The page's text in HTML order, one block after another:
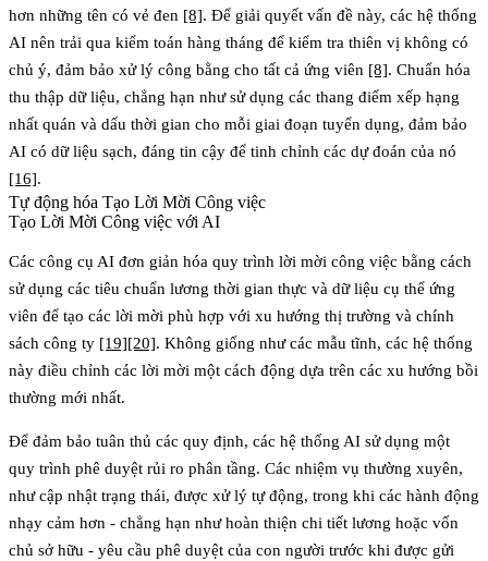
hơn những tên có vẻ đen [8]. Để giải quyết vấn đề này, các hệ thống
AI nên trải qua kiểm toán hàng tháng để kiểm tra thiên vị không có
chủ ý, đảm bảo xử lý công bằng cho tất cả ứng viên [8]. Chuẩn hóa
thu thập dữ liệu, chẳng hạn như sử dụng các thang điểm xếp hạng
nhất quán và dấu thời gian cho mỗi giai đoạn tuyển dụng, đảm bảo
AI có dữ liệu sạch, đáng tin cậy để tinh chỉnh các dự đoán của nó
[16].
Tự động hóa Tạo Lời Mời Công việc
Tạo Lời Mời Công việc với AI
Các công cụ AI đơn giản hóa quy trình lời mời công việc bằng cách
sử dụng các tiêu chuẩn lương thời gian thực và dữ liệu cụ thể ứng
viên để tạo các lời mời phù hợp với xu hướng thị trường và chính
sách công ty [19][20]. Không giống như các mẫu tĩnh, các hệ thống
này điều chỉnh các lời mời một cách động dựa trên các xu hướng bồi
thường mới nhất.
Để đảm bảo tuân thủ các quy định, các hệ thống AI sử dụng một
quy trình phê duyệt rủi ro phân tầng. Các nhiệm vụ thường xuyên,
như cập nhật trạng thái, được xử lý tự động, trong khi các hành động
nhạy cảm hơn - chẳng hạn như hoàn thiện chi tiết lương hoặc vốn
chủ sở hữu - yêu cầu phê duyệt của con người trước khi được gửi